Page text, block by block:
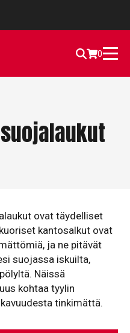
0
ovat täydelliset
kantosalkut ovat
ja ne pitävät
suojassa iskuilta,
Näissä
kohtaa tyylin
tinkimättä.